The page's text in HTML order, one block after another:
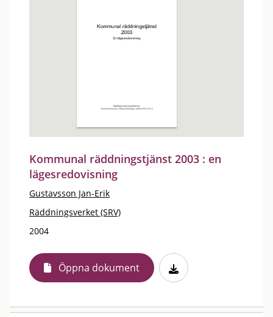
Kommunal räddningstjänst 2003 : en
lägesredovisning
Gustavsson Jan-Erik
Räddningsverket (SRV)
2004
Öppna dokument